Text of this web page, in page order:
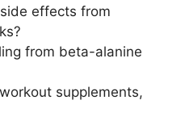
effects from
from beta-alanine
supplements,